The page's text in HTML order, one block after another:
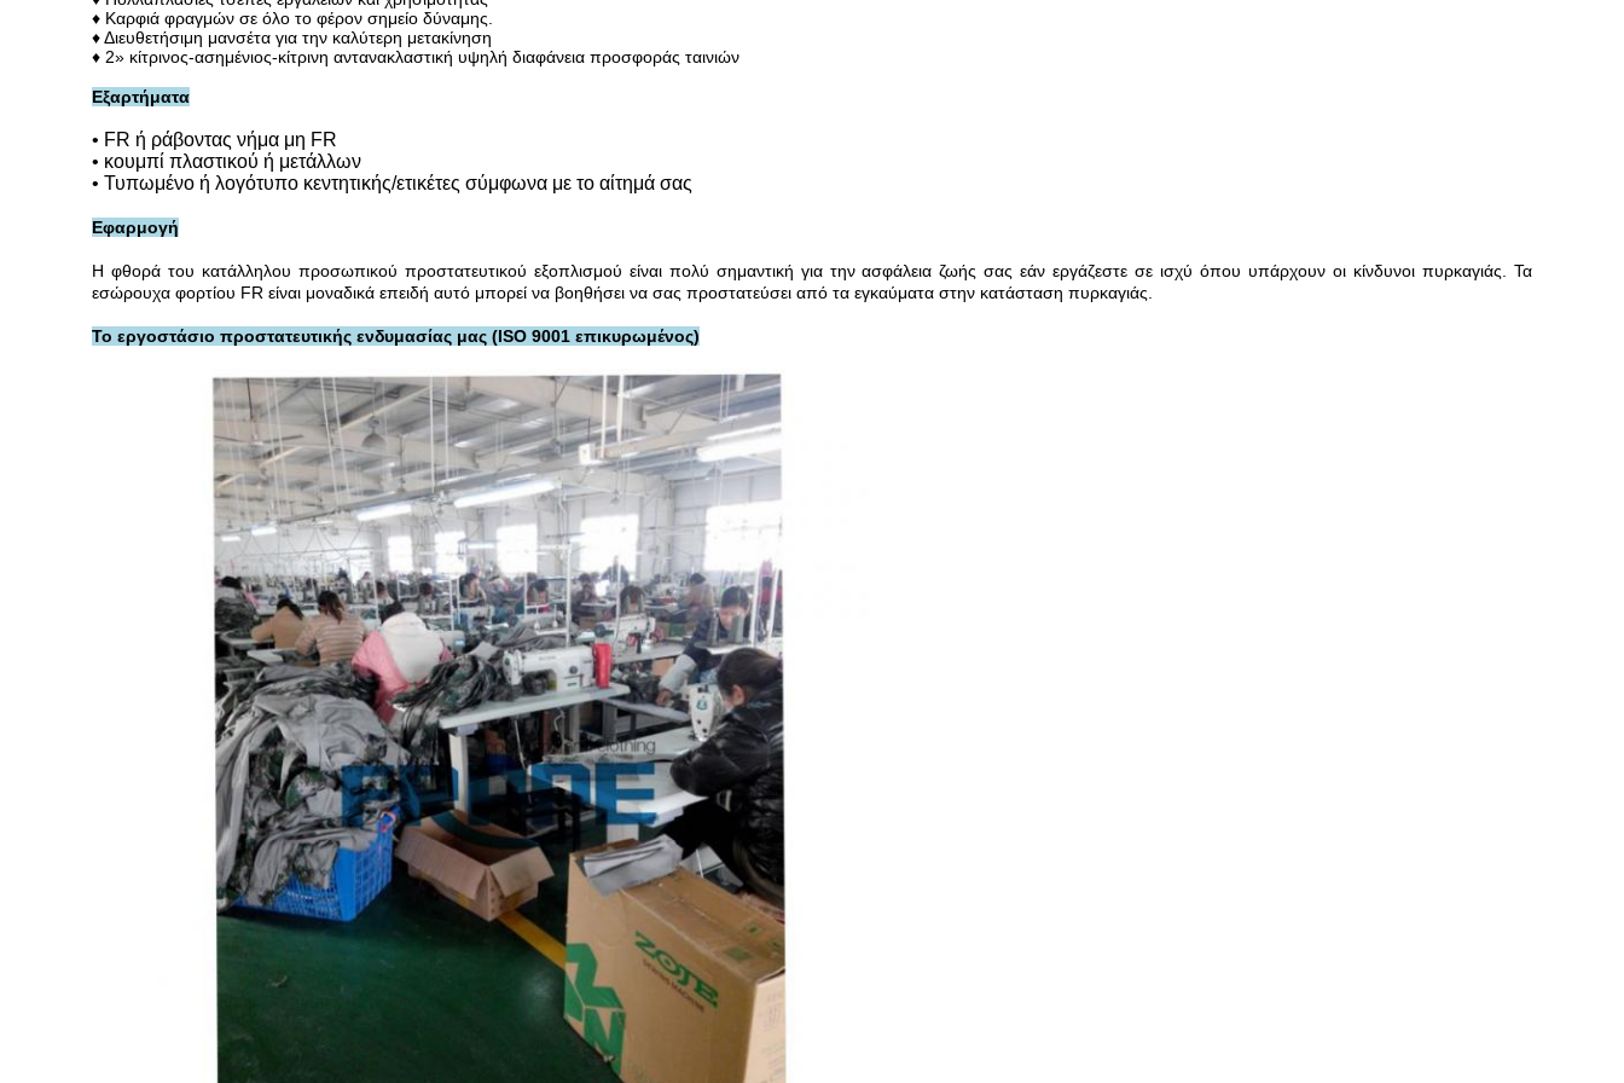
♦ Καρφιά φραγμών σε όλο το φέρον σημείο δύναμης.
♦ Διευθετήσιμη μανσέτα για την καλύτερη μετακίνηση
♦ 2» κίτρινος-ασημένιος-κίτρινη αντανακλαστική υψηλή διαφάνεια προσφοράς ταινιών
Εξαρτήματα
• FR ή ράβοντας νήμα μη FR
• κουμπί πλαστικού ή μετάλλων
• Τυπωμένο ή λογότυπο κεντητικής/ετικέτες σύμφωνα με το αίτημά σας
Εφαρμογή
Η φθορά του κατάλληλου προσωπικού προστατευτικού εξοπλισμού είναι πολύ σημαντική για την ασφάλεια ζωής σας εάν εργάζεστε σε ισχύ όπου υπάρχουν οι κίνδυνοι πυρκαγιάς. Τα
εσώρουχα φορτίου FR είναι μοναδικά επειδή αυτό μπορεί να βοηθήσει να σας προστατεύσει από τα εγκαύματα στην κατάσταση πυρκαγιάς.
Το εργοστάσιο προστατευτικής ενδυμασίας μας (ISO 9001 επικυρωμένος)